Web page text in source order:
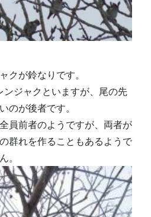
クが鈴なりです。
ンジャクといますが、尾の先
のが後者です。
員前者のようですが、両者が
群れを作ることもあるようで
。